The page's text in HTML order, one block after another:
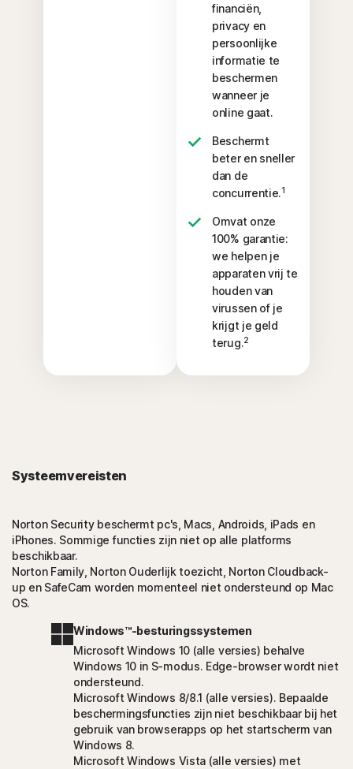
financiën,
privacy en
persoonlijke
informatie te
beschermen
wanneer je
online gaat.
Beschermt
beter en sneller
dan de
concurrentie.1
Omvat onze
100% garantie:
we helpen je
apparaten vrij te
houden van
virussen of je
krijgt je geld
terug.2
Systeemvereisten
Norton Security beschermt pc's, Macs, Androids, iPads en
iPhones. Sommige functies zijn niet op alle platforms
beschikbaar.
Norton Family, Norton Ouderlijk toezicht, Norton Cloudback-
up en SafeCam worden momenteel niet ondersteund op Mac
OS.
Windows™-besturingssystemen
Microsoft Windows 10 (alle versies) behalve
Windows 10 in S-modus. Edge-browser wordt niet
ondersteund.
Microsoft Windows 8/8.1 (alle versies). Bepaalde
beschermingsfuncties zijn niet beschikbaar bij het
gebruik van browserapps op het startscherm van
Windows 8.
Microsoft Windows Vista (alle versies) met